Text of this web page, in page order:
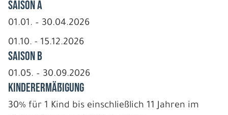
Saison A
01.01. – 30.04.2026
01.10. - 15.12.2026
Saison B
01.05. – 30.09.2026
Kinderermäßigung
30% für 1 Kind bis einschließlich 11 Jahren im